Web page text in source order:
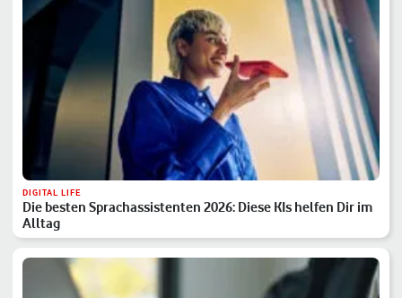
DIGITAL LIFE
Die besten Sprachassistenten 2026: Diese KIs helfen Dir im
Alltag